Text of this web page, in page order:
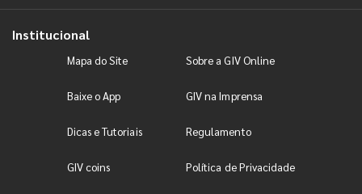
Institucional
Mapa do Site Sobre a GIV Online
Baixe o App GIV na Imprensa
Dicas e Tutoriais Regulamento
GIV coins Política de Privacidade